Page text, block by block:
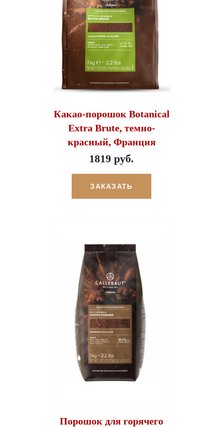
Какао-порошок Botanical
Extra Brute, темно-
красный, Франция
1819 руб.
ЗАКАЗАТЬ
Порошок для горячего